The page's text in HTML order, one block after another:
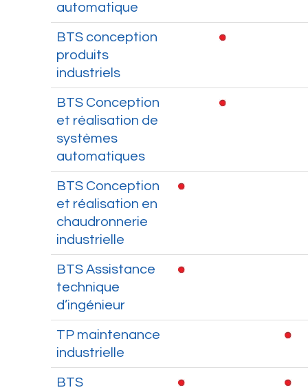
automatique
BTS conception
produits
industriels
BTS Conception
et réalisation de
systèmes
automatiques
BTS Conception
et réalisation en
chaudronnerie
industrielle
BTS Assistance
technique
d’ingénieur
TP maintenance
industrielle
BTS